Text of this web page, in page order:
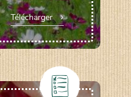
Télécharger